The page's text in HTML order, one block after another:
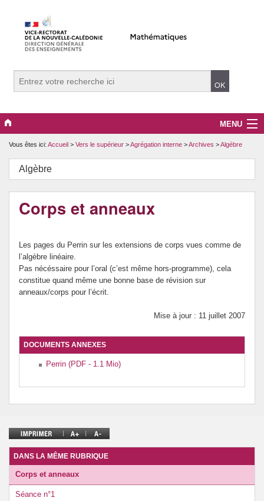
MENU
Evènements
Collège
Lycée
Maître Auxiliaire
Prévention de l’innumérisme
Vous êtes ici: Accueil > Vers le supérieur >Agrégation interne >Archives >Algèbre
Algèbre
Corps et anneaux
Les pages du Perrin sur les extensions de corps vues comme de
l’algèbre linéaire.
Pas nécéssaire pour l’oral (c’est même hors-programme), cela
constitue quand même une bonne base de révision sur
anneaux/corps pour l’écrit.
Mise à jour : 11 juillet 2007
DOCUMENTS ANNEXES
Perrin (PDF - 1.1 Mio)
DANS LA MÊME RUBRIQUE
Corps et anneaux
Séance n°1